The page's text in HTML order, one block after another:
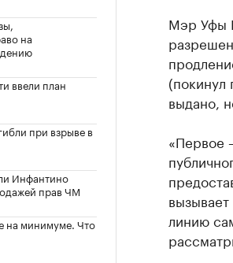
на
ввели план
при взрыве в
Инфантино
прав ЧМ
на минимуме. Что
Мэр Уфы
выдано,
«Первое
линию